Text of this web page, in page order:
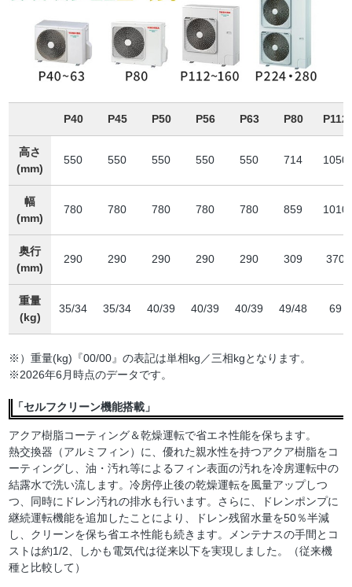
P40 P45 P50 P56 P63 P80 P112
高さ
(mm)
550 550 550 550 550 714 1050
幅
(mm)
780 780 780 780 780 859 1010
奥行
(mm)
290 290 290 290 290 309 370
重量
(kg)
35/34 35/34 40/39 40/39 40/39 49/48 69
※）重量(kg)『00/00』の表記は単相kg／三相kgとなります。
※2026年6月時点のデータです。
「セルフクリーン機能搭載」
アクア樹脂コーティング＆乾燥運転で省エネ性能を保ちます。
熱交換器（アルミフィン）に、優れた親水性を持つアクア樹脂をコ
ーティングし、油・汚れ等によるフィン表面の汚れを冷房運転中の
結露水で洗い流します。冷房停止後の乾燥運転を風量アップしつ
つ、同時にドレン汚れの排水も行います。さらに、ドレンポンプに
継続運転機能を追加したことにより、ドレン残留水量を50％半減
し、クリーンを保ち省エネ性能も続きます。メンテナスの手間とコ
ストは約1/2、しかも電気代は従来以下を実現しました。（従来機
種と比較して）